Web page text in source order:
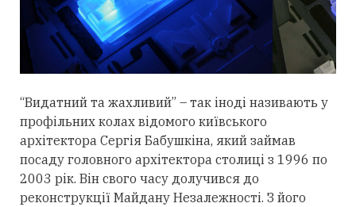
“Видатний та жахливий” – так іноді називають у
профільних колах відомого київського
архітектора Сергія Бабушкіна, який займав
посаду головного архітектора столиці з 1996 по
2003 рік. Він свого часу долучився до
реконструкції Майдану Незалежності. З його